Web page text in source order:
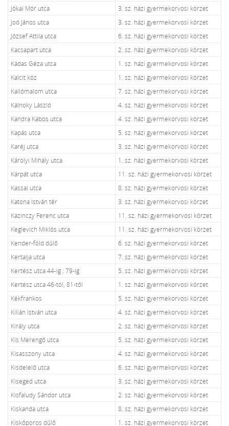
Jókai Mór utca
3. sz. házi gyermekorvosi körzet
Joó János utca
3. sz. házi gyermekorvosi körzet
József Attila utca
6. sz. házi gyermekorvosi körzet
Kacsapart utca
2. sz. házi gyermekorvosi körzet
Kádas Géza utca
1. sz. házi gyermekorvosi körzet
Kalcit köz
1. sz. házi gyermekorvosi körzet
Kallómalom utca
7. sz. házi gyermekorvosi körzet
Kálnoky László
4. sz. házi gyermekorvosi körzet
Kandra Kabos utca
4. sz. házi gyermekorvosi körzet
Kapás utca
5. sz. házi gyermekorvosi körzet
Karéj utca
3. sz. házi gyermekorvosi körzet
Károlyi Mihály utca
1. sz. házi gyermekorvosi körzet
Kárpát utca
11. sz. házi gyermekorvosi körzet
Kassai utca
8. sz. házi gyermekorvosi körzet
Katona István tér
3. sz. házi gyermekorvosi körzet
Kazinczy Ferenc utca
11. sz. házi gyermekorvosi körzet
Keglevich Miklós utca
11. sz. házi gyermekorvosi körzet
Kender-föld dűlő
6. sz. házi gyermekorvosi körzet
Kertalja utca
7. sz. házi gyermekorvosi körzet
Kertész utca 44-ig ; 79-ig
5. sz. házi gyermekorvosi körzet
Kertész utca 46-tól, 81-től
1. sz. házi gyermekorvosi körzet
Kékfrankos
5. sz. házi gyermekorvosi körzet
Kilián István utca
4. sz. házi gyermekorvosi körzet
Király utca
2. sz. házi gyermekorvosi körzet
Kis Merengő utca
5. sz. házi gyermekorvosi körzet
Kisasszony utca
4. sz. házi gyermekorvosi körzet
Kisdelelő utca
6. sz. házi gyermekorvosi körzet
Kiseged utca
3. sz. házi gyermekorvosi körzet
Kisfaludy Sándor utca
2. sz. házi gyermekorvosi körzet
Kiskanda utca
8. sz. házi gyermekorvosi körzet
Kiskőporos dűlő
1. sz. házi gyermekorvosi körzet